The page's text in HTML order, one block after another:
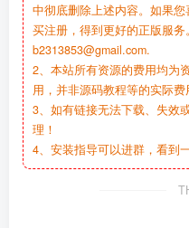
中彻底删除上述内容。如果
买注册，得到更好的正版服务
b2313853@gmail.com.
2、本站所有资源的费用均为
用，并非源码教程等的实际费
3、如有链接无法下载、失效
理！
4、安装指导可以进群，看到